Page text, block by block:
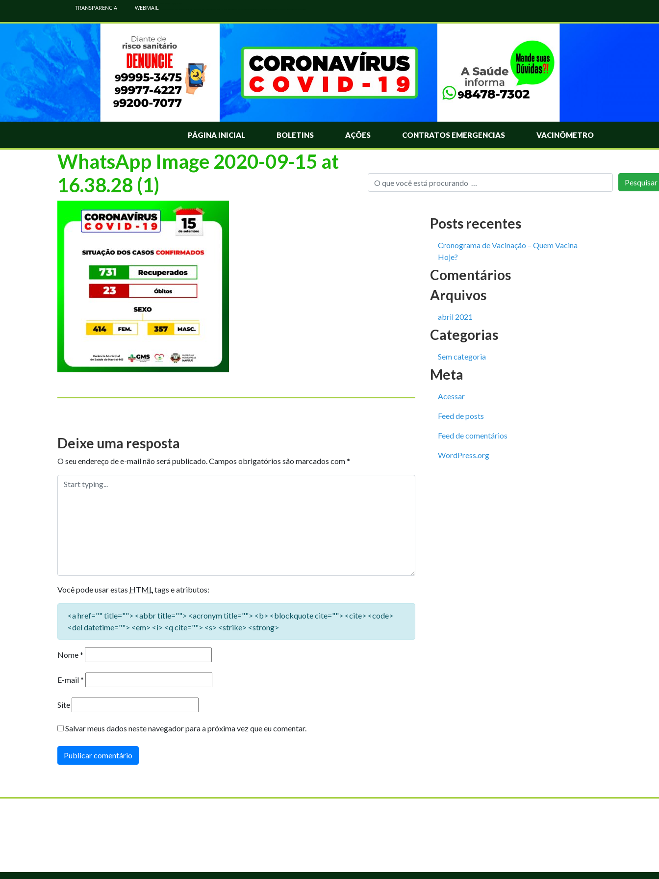
TRANSPARENCIA WEBMAIL
PÁGINA INICIAL BOLETINS AÇÕES CONTRATOS EMERGENCIAS VACINÔMETRO
WhatsApp Image 2020-09-15 at
16.38.28 (1)
Deixe uma resposta
O seu endereço de e-mail não será publicado.Campos obrigatórios são marcados com*
Você pode usar estas HTMLtags e atributos:
<a href="" title=""> <abbr title=""> <acronym title=""> <b> <blockquote cite=""> <cite> <code>
<del datetime=""> <em> <i> <q cite=""> <s> <strike> <strong>
Nome*
E-mail*
Site
Salvar meus dados neste navegador para a próxima vez que eu comentar.
Posts recentes
Cronograma de Vacinação – Quem Vacina
Hoje?
Comentários
Arquivos
abril 2021
Categorias
Sem categoria
Meta
Acessar
Feed de posts
Feed de comentários
WordPress.org